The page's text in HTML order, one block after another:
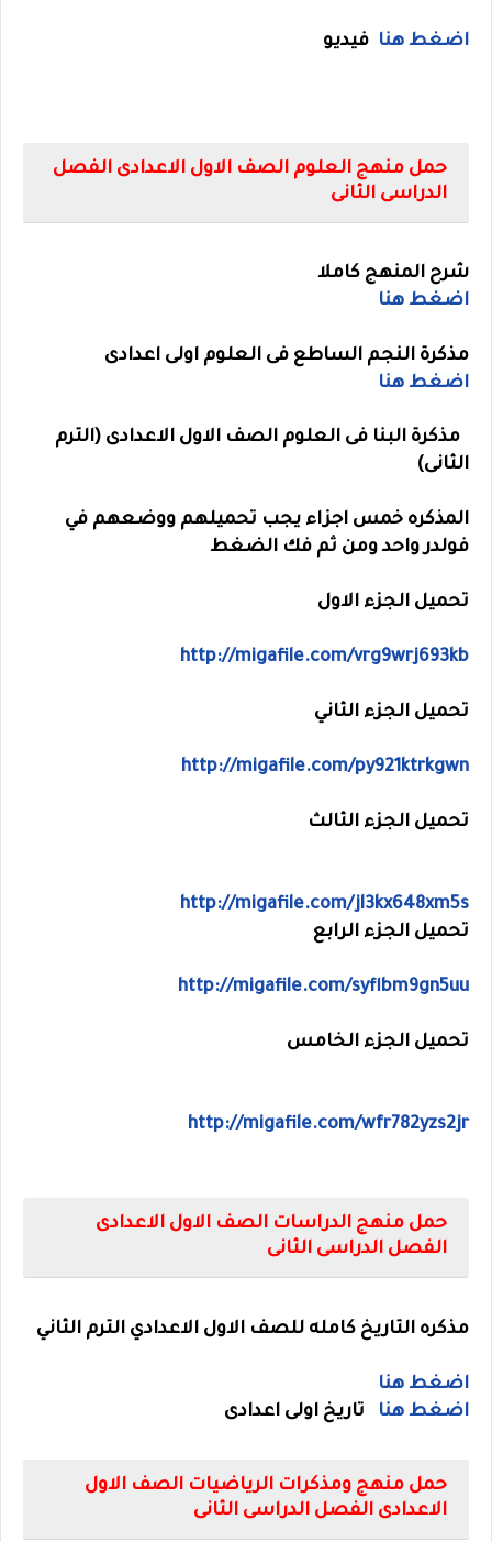
اضغط هنا فيديو
حمل منهج العلوم الصف الاول الاعدادى الفصل
الدراسى الثانى
شرح المنهج كاملا
اضغط هنا
مذكرة النجم الساطع فى العلوم اولى اعدادى
اضغط هنا
مذكرة البنا فى العلوم الصف الاول الاعدادى (الترم
الثانى)
المذكره خمس اجزاء يجب تحميلهم ووضعهم في
فولدر واحد ومن ثم فك الضغط
تحميل الجزء الاول
http://migafile.com/vrg9wrj693kb
تحميل الجزء الثاني
http://migafile.com/py921ktrkgwn
تحميل الجزء الثالث
http://migafile.com/jl3kx648xm5s
تحميل الجزء الرابع
http://migafile.com/syflbm9gn5uu
تحميل الجزء الخامس
http://migafile.com/wfr782yzs2jr
حمل منهج الدراسات الصف الاول الاعدادى
الفصل الدراسى الثانى
مذكره التاريخ كامله للصف الاول الاعدادي الترم الثاني
اضغط هنا
اضغط هنا
تاريخ اولى اعدادى
حمل منهج ومذكرات الرياضيات الصف الاول
الاعدادى الفصل الدراسى الثانى